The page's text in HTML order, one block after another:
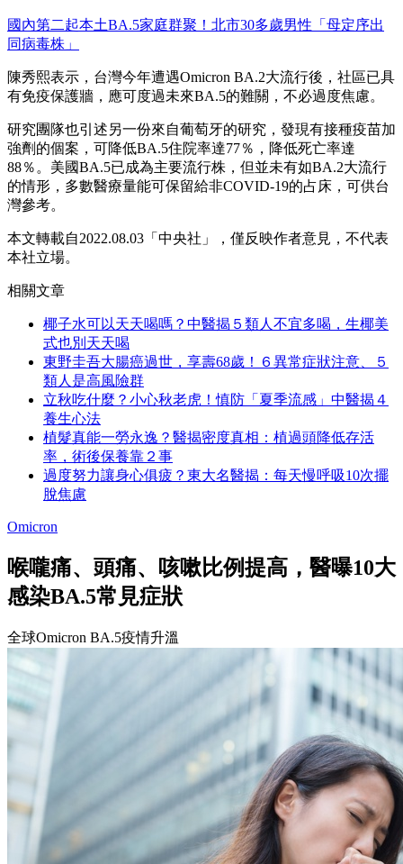
國內第二起本土BA.5家庭群聚！北市30多歲男性「母定序出
同病毒株」
陳秀熙表示，台灣今年遭遇Omicron BA.2大流行後，社區已具
有免疫保護牆，應可度過未來BA.5的難關，不必過度焦慮。
研究團隊也引述另一份來自葡萄牙的研究，發現有接種疫苗加
強劑的個案，可降低BA.5住院率達77％，降低死亡率達
88％。美國BA.5已成為主要流行株，但並未有如BA.2大流行
的情形，多數醫療量能可保留給非COVID-19的占床，可供台
灣參考。
本文轉載自2022.08.03「中央社」，僅反映作者意見，不代表
本社立場。
相關文章
椰子水可以天天喝嗎？中醫揭５類人不宜多喝，生椰美
式也別天天喝
東野圭吾大腸癌過世，享壽68歲！６異常症狀注意、５
類人是高風險群
立秋吃什麼？小心秋老虎！慎防「夏季流感」中醫揭４
養生心法
植髮真能一勞永逸？醫揭密度真相：植過頭降低存活
率，術後保養靠２事
過度努力讓身心俱疲？東大名醫揭：每天慢呼吸10次擺
脫焦慮
Omicron
喉嚨痛、頭痛、咳嗽比例提高，醫曝10大
感染BA.5常見症狀
全球Omicron BA.5疫情升溫